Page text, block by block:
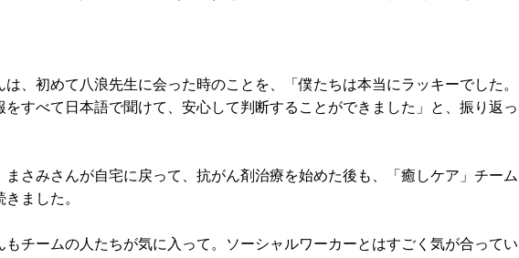
、初めて八浪先生に会った時のことを、「僕たちは本当にラッキーでした。
をすべて日本語で聞けて、安心して判断することができました」と、振り返っ
さみさんが自宅に戻って、抗がん剤治療を始めた後も、「癒しケア」チーム
ました。
チームの人たちが気に入って。ソーシャルワーカーとはすごく気が合ってい